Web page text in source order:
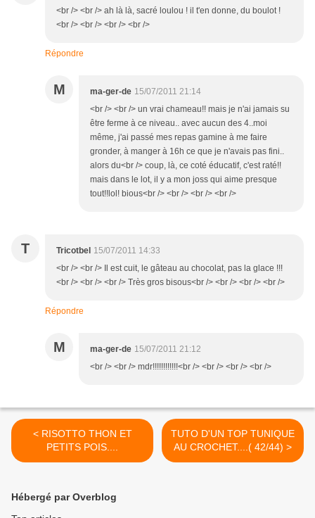
<br /> <br /> ah là là, sacré loulou ! il t'en donne, du boulot !
<br /> <br /> <br /> <br />
Répondre
M ma-ger-de 15/07/2011 21:14
<br /> <br /> un vrai chameau!! mais je n'ai jamais su
être ferme à ce niveau.. avec aucun des 4..moi
même, j'ai passé mes repas gamine à me faire
gronder, à manger à 16h ce que je n'avais pas fini..
alors du<br /> coup, là, ce coté éducatif, c'est raté!!
mais dans le lot, il y a mon joss qui aime presque
tout!!lol! bious<br /> <br /> <br /> <br />
T Tricotbel 15/07/2011 14:33
<br /> <br /> Il est cuit, le gâteau au chocolat, pas la glace !!!
<br /> <br /> <br /> Très gros bisous<br /> <br /> <br /> <br />
Répondre
M ma-ger-de 15/07/2011 21:12
<br /> <br /> mdr!!!!!!!!!!!!<br /> <br /> <br /> <br />
< RISOTTO THON ET
PETITS POIS....
TUTO D'UN TOP TUNIQUE
AU CROCHET....( 42/44) >
Hébergé par Overblog